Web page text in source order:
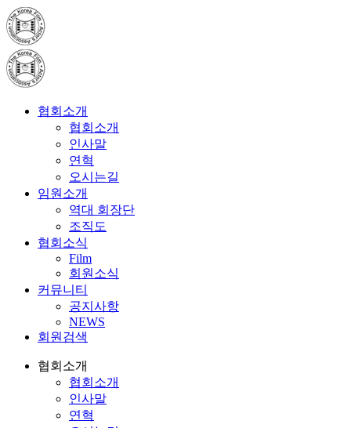
협회소개
협회소개
인사말
연혁
오시는길
임원소개
역대 회장단
조직도
협회소식
Film
회원소식
커뮤니티
공지사항
NEWS
회원검색
협회소개
협회소개
인사말
연혁